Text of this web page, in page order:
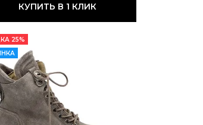
КУПИТЬ В 1 КЛИК
25%